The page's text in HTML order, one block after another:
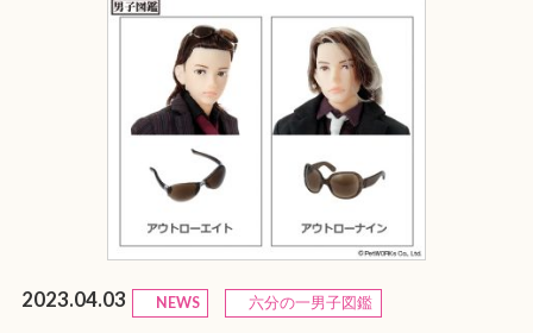
2023.04.03 NEWS 六分の一男子図鑑